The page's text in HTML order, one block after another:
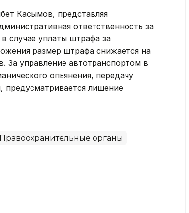
Касымов, представляя
ответственность за
случае уплаты штрафа за
размер штрафа снижается на
За управление автотранспортом в
опьянения, передачу
предусматривается лишение
Правоохранительные органы